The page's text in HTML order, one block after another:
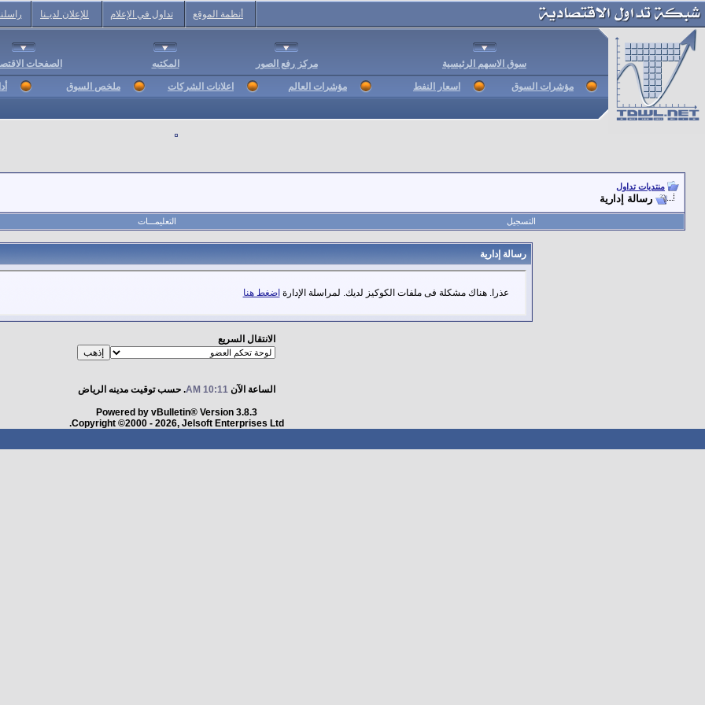
أنظمة الموقع تداول في الإعلام للإعلان لديـنا
سوق الاسهم الرئيسية مركز رفع الصور المكتبه الصفحات
مؤشرات السوق اسعار النفط مؤشرات العالم اعلانات الشركات ملخص السوق
منتديات تداول
رسالة إدارية
التسجيل التعليمـــات
رسالة إدارية
عذرا. هناك مشكلة فى ملفات الكوكيز لديك. لمراسلة الإدارة اضغط هنا
الانتقال السريع
الساعة الآن10:11 AM . حسب توقيت مدينه الرياض
Powered by vBulletin® Version 3.8.3
Copyright ©2000 - 2026, Jelsoft Enterprises Ltd.